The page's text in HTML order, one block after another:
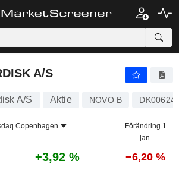
A/S
A/S
A/S Aktie NOVO B
Copenhagen
Förändring 1
jan.
+3,92 % −6,20 %